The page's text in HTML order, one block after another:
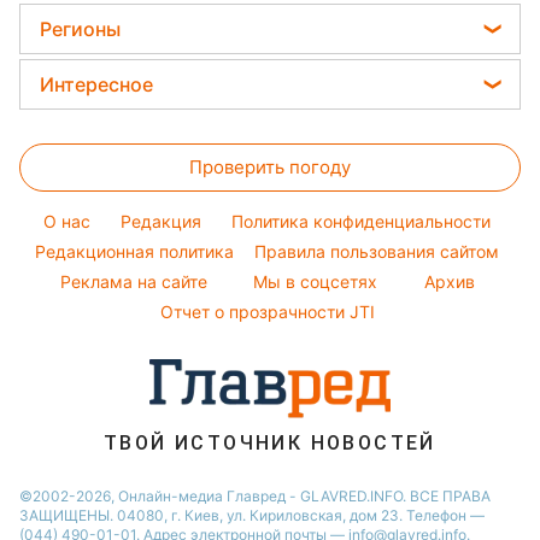
Магнитные бури
Ани Лорак
Кейт Миддлтон
Алла Пугачева
Максим Галкин
Настя Каменских
Виталий Козловский
Потап
София Ротару
Стирка
Комнатные растения
Все о сале
Окрашивание волос
Красивый маникюр
Модные ошибки
Новости моды
Советы от Андре Тана
Женские стрижки
Регионы
Новости Харькова
Новости Львова
Новости Полтавы
Новости Днепра
Новости Сум
Новости Тернополя
Новости Черкассы
Новости Одессы
Интересное
Тесты по картинке
Оптические иллюзии
Народные приметы
Все о шоу-бизнесе
Проверить погоду
O нас Редакция
Политика конфиденциальности
Редакционная политика
Правила пользования сайтом
Реклама на сайте
Мы в соцсетях
Архив
Отчет о прозрачности JTI
ТВОЙ ИСТОЧНИК НОВОСТЕЙ
©2002-2026, Онлайн-медиа Главред - GLAVRED.INFO. ВСЕ ПРАВА
ЗАЩИЩЕНЫ. 04080, г. Киев, ул. Кириловская, дом 23. Телефон —
(044) 490-01-01. Адрес электронной почты — info@glavred.info.